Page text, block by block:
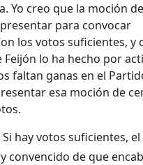
Yo creo que la moción
para convocar
los votos suficientes, y
Feijón lo ha hecho por
faltan ganas en el
esa moción de
Si hay votos suficientes,
convencido de que